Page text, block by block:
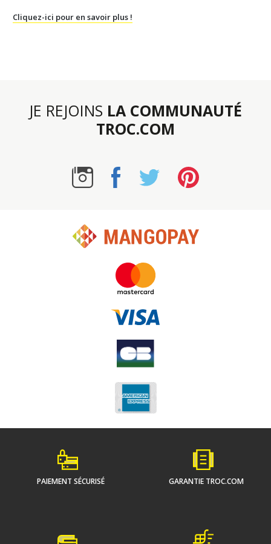
Cliquez-ici pour en savoir plus !
JE REJOINS LA COMMUNAUTÉ
TROC.COM
PAIEMENT SÉCURISÉ GARANTIE TROC.COM